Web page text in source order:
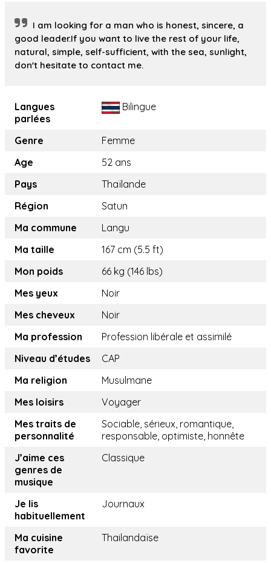
I am looking for a man who is honest, sincere, a
good leader.If you want to live the rest of your life,
natural, simple, self-sufficient, with the sea, sunlight,
don't hesitate to contact me.
Langues
parlées
Bilingue
Genre
Femme
Age
52 ans
Pays
Thaïlande
Région
Satun
Ma commune
Langu
Ma taille
167 cm (5.5 ft)
Mon poids
66 kg (146 lbs)
Mes yeux
Noir
Mes cheveux
Noir
Ma profession
Profession libérale et assimilé
Niveau d’études
CAP
Ma religion
Musulmane
Mes loisirs
Voyager
Mes traits de
personnalité
Sociable, sérieux, romantique,
responsable, optimiste, honnête
J’aime ces
genres de
musique
Classique
Je lis
habituellement
Journaux
Ma cuisine
favorite
Thailandaïse